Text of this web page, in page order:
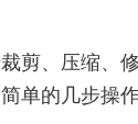
剪、压缩、
单的几步操